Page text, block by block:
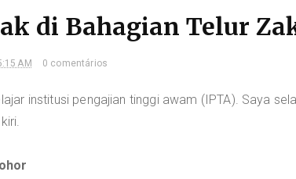
di Bahagian Telur
AM 0 comentários
institusi pengajian tinggi awam (IPTA). Saya